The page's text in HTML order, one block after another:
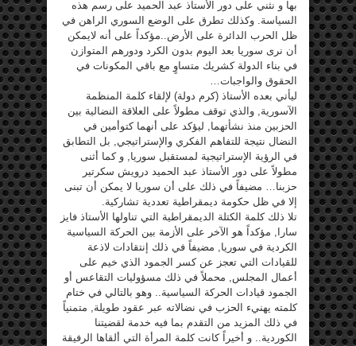
بها و نثني على دور الأستاذ عبد الحميد على رسم هذه
السياسة. وكذلك تطرق على الوضع السوري الراهن في
ظل الحرب الدائرة على الأرض..مؤكداً على أنه لايمكن
أن نرى سوريا بعد اليوم بدون الكرد ودورهم المتوازن
في بناء الدولة كشريك متساوٍ مع باقي المكونات في
الحقوق والواجبات…
ليأتي بعده الأستاذ (كرم دولة) لإلقاء كلمة المنظمة
الآسورية, والذي توقف مطولاً على العلاقة النضالية بين
الحزبين منذ نشأتهما, ليؤكد على أنهما كتوأمين في
النضال نتيجة للتفاهم الفكري والإستراتيجي, بل التطابق
في الرؤية الإستراتيجية لمستقبل سوريا, و كما أثنى
مطولاً على دور الأستاذ عبد الحميد درويش سكرتير
حزبنا… مضيفاً في ذلك على أن سوريا لا يمكن أن تبنى
إلا في ظل حكومة ديمقراطية تعددية تشاركية.
تلا ذلك كلمة الكتلة الديمقراطية التي تناولها الأستاذ فايز
سارا, مؤكداً هو الآخر على الأزمة بين الحركة السياسية
الكردية في سوريا, مضيفاً في ذلك إنتقادات لاذعة
للقيادات التي تعجز عن كسر الجمود الذي خيم على
أعمال المجلس, محملاً في ذلك مسؤوليات التقاعس أو
الجمود قيادات الحركة السياسية.. وهو بالتالي في ختام
كلمته يهنيء الحزب في نضالاته عبر عقود طويلة, متمنياً
في ذلك المزيد من التقدم بما فيه خدمة لقضيتنا
الكوردية.. و أخيراً كانت كلمة المرأة التي ألقاها الرفيقة